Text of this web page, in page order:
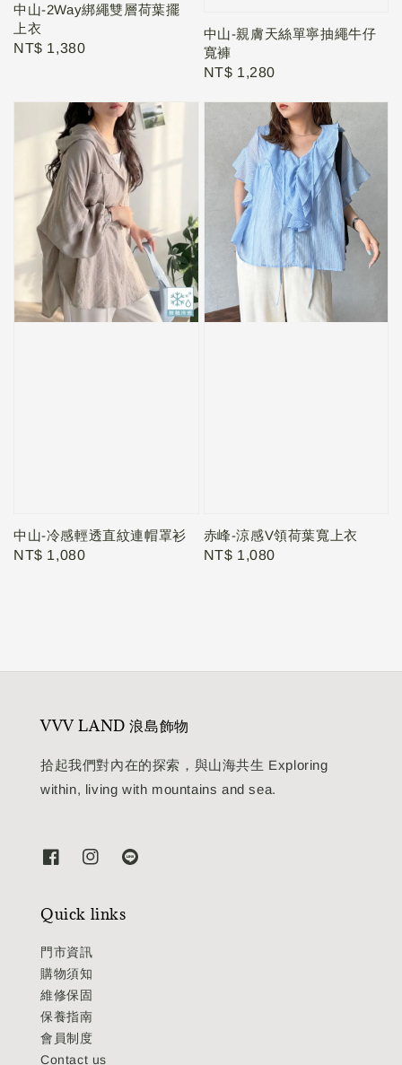
中山-2Way綁繩雙層荷葉擺
上衣
Regular
NT$ 1,380
中山-親膚天絲單寧抽繩牛仔
寬褲
Regular
NT$ 1,280
中山-冷感輕透直紋連帽罩衫
Regular
NT$ 1,080
赤峰-涼感V領荷葉寬上衣
Regular
NT$ 1,080
VVV LAND 浪島飾物
拾起我們對內在的探索，與山海共生 Exploring
within, living with mountains and sea.
Quick links
門市資訊
購物須知
維修保固
保養指南
會員制度
Contact us